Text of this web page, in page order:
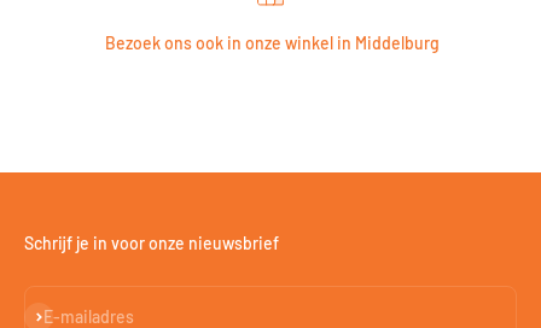
Bezoek ons ook in onze winkel in Middelburg
Schrijf je in voor onze nieuwsbrief
E-mailadres
Abonneren